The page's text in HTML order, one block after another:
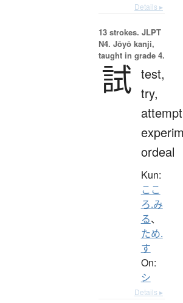
Details ▸
13 strokes. JLPT
N4. Jōyō kanji,
taught in grade 4.
試 test,
try,
ordeal
Kun:
ここ
ろ.み
る、
ため.
す
On:
シ
Details ▸